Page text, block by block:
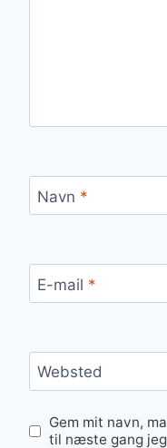
Navn *
E-mail *
Websted
Gem mit navn,
til næste gang